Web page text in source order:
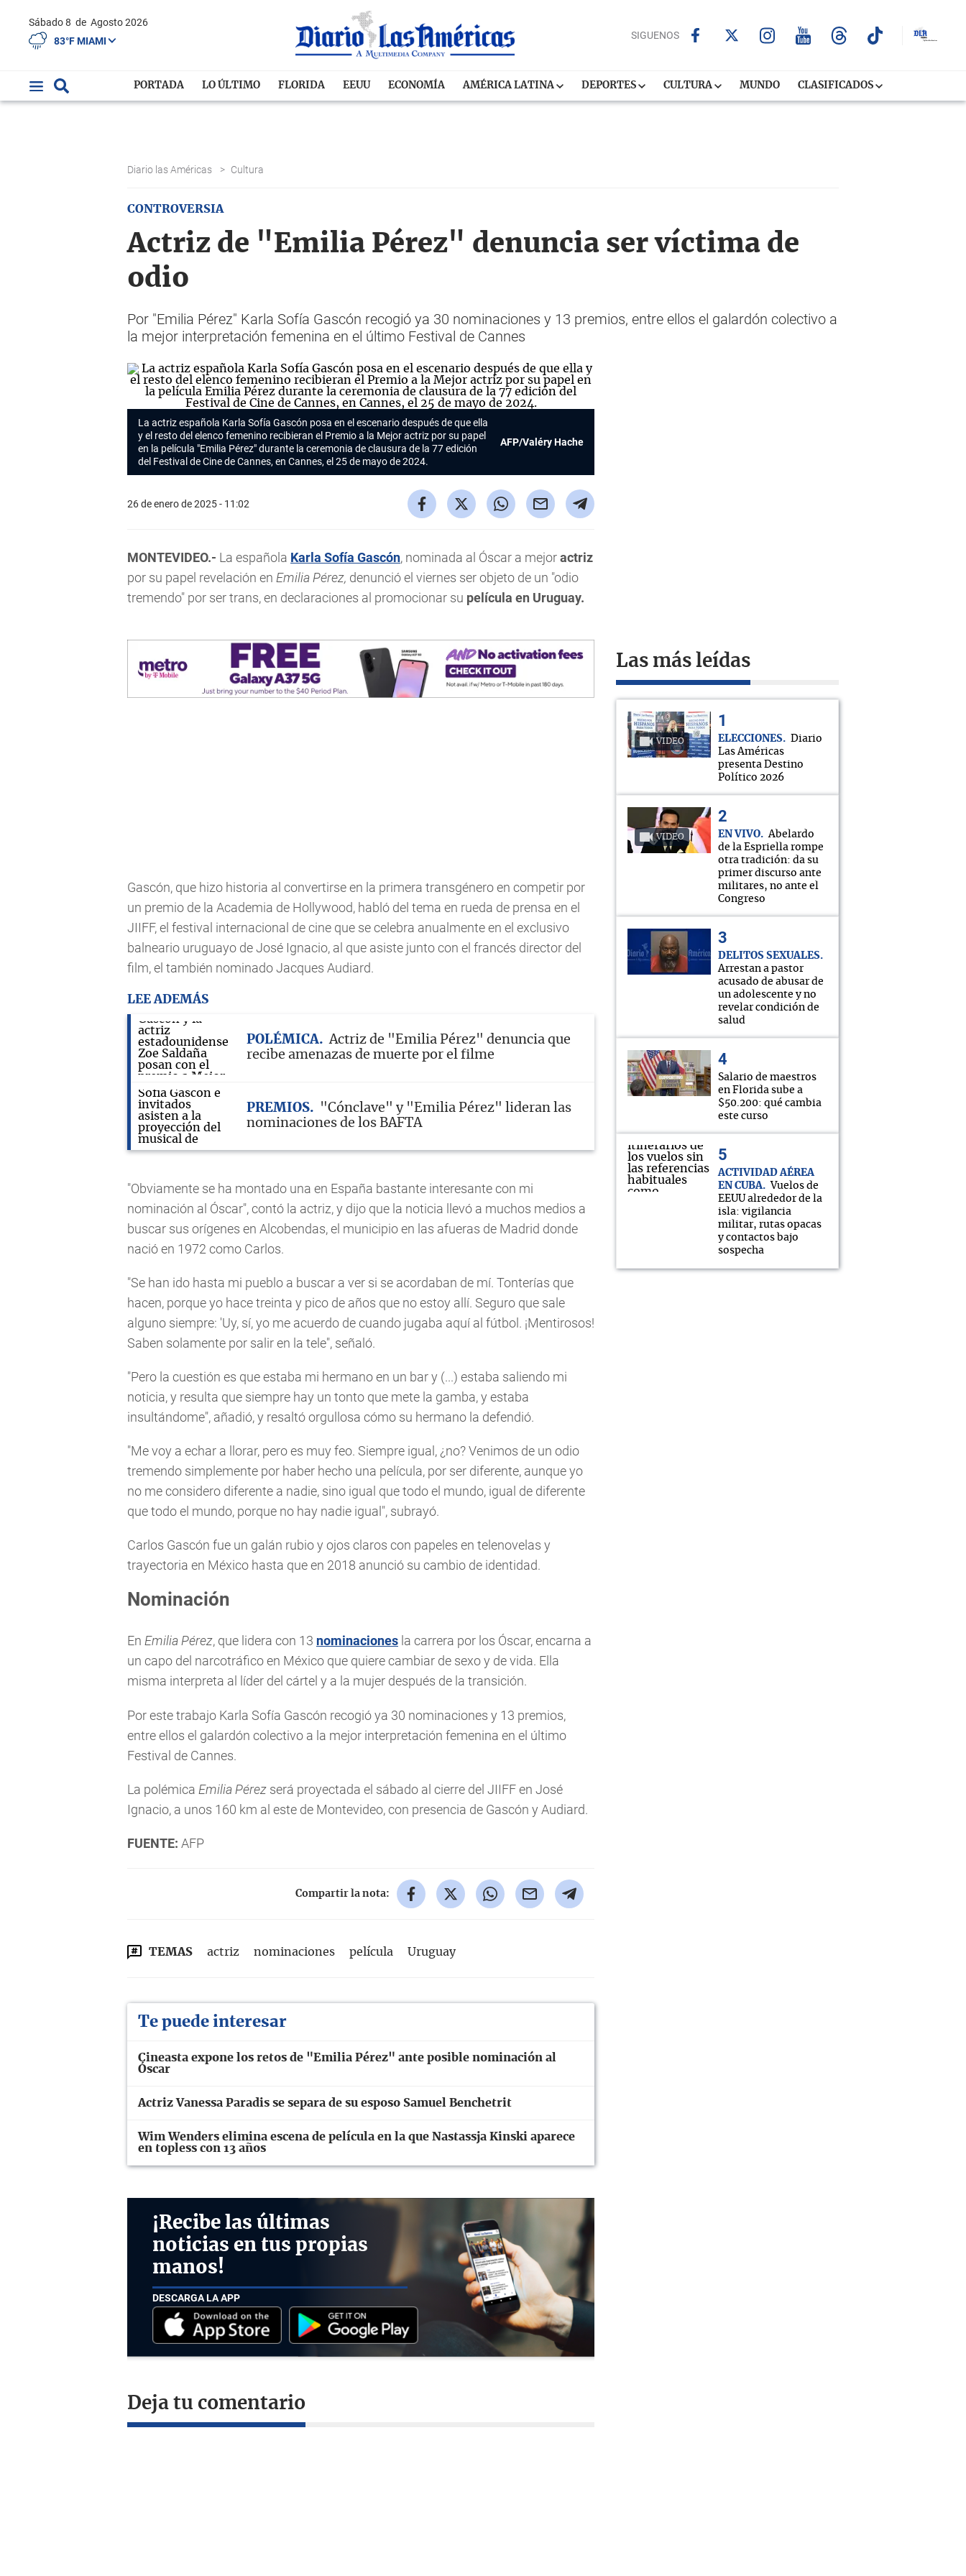
Sábado 8 de Agosto 2026
83°F MIAMI
SIGUENOS
PORTADA LO ÚLTIMO FLORIDA EEUU ECONOMÍA AMÉRICA LATINA DEPORTES CULTURA MUNDO CLASIFICADOS
Diario las Américas > Cultura
CONTROVERSIA
Actriz de "Emilia Pérez" denuncia ser víctima de
odio
Por "Emilia Pérez" Karla Sofía Gascón recogió ya 30 nominaciones y 13 premios, entre ellos el galardón colectivo a
la mejor interpretación femenina en el último Festival de Cannes
La actriz española Karla Sofía Gascón posa en el escenario después de que ella
y el resto del elenco femenino recibieran el Premio a la Mejor actriz por su papel
en la película "Emilia Pérez" durante la ceremonia de clausura de la 77 edición
del Festival de Cine de Cannes, en Cannes, el 25 de mayo de 2024.
AFP/Valéry Hache
26 de enero de 2025 - 11:02
MONTEVIDEO.- La española Karla Sofía Gascón, nominada al Óscar a mejoractriz
por su papel revelación en Emilia Pérez, denunció el viernes ser objeto de un "odio
tremendo" por ser trans, en declaraciones al promocionar su película en Uruguay.
Gascón, que hizo historia al convertirse en la primera transgénero en competir por
un premio de la Academia de Hollywood, habló del tema en rueda de prensa en el
JIIFF, el festival internacional de cine que se celebra anualmente en el exclusivo
balneario uruguayo de José Ignacio, al que asiste junto con el francés director del
film, el también nominado Jacques Audiard.
LEE ADEMÁS
POLÉMICA
Actriz de "Emilia Pérez" denuncia que
recibe amenazas de muerte por el filme
PREMIOS
"Cónclave" y "Emilia Pérez" lideran las
nominaciones de los BAFTA
"Obviamente se ha montado una en España bastante interesante con mi
nominación al Óscar", contó la actriz, y dijo que la noticia llevó a muchos medios a
buscar sus orígenes en Alcobendas, el municipio en las afueras de Madrid donde
nació en 1972 como Carlos.
"Se han ido hasta mi pueblo a buscar a ver si se acordaban de mí. Tonterías que
hacen, porque yo hace treinta y pico de años que no estoy allí. Seguro que sale
alguno siempre: 'Uy, sí, yo me acuerdo de cuando jugaba aquí al fútbol. ¡Mentirosos!
Saben solamente por salir en la tele", señaló.
"Pero la cuestión es que estaba mi hermano en un bar y (...) estaba saliendo mi
noticia, y resulta que siempre hay un tonto que mete la gamba, y estaba
insultándome", añadió, y resaltó orgullosa cómo su hermano la defendió.
"Me voy a echar a llorar, pero es muy feo. Siempre igual, ¿no? Venimos de un odio
tremendo simplemente por haber hecho una película, por ser diferente, aunque yo
no me considero diferente a nadie, sino igual que todo el mundo, igual de diferente
que todo el mundo, porque no hay nadie igual", subrayó.
Carlos Gascón fue un galán rubio y ojos claros con papeles en telenovelas y
trayectoria en México hasta que en 2018 anunció su cambio de identidad.
Nominación
En Emilia Pérez, que lidera con 13 nominaciones la carrera por los Óscar, encarna a
un capo del narcotráfico en México que quiere cambiar de sexo y de vida. Ella
misma interpreta al líder del cártel y a la mujer después de la transición.
Por este trabajo Karla Sofía Gascón recogió ya 30 nominaciones y 13 premios,
entre ellos el galardón colectivo a la mejor interpretación femenina en el último
Festival de Cannes.
La polémica Emilia Pérez será proyectada el sábado al cierre del JIIFF en José
Ignacio, a unos 160 km al este de Montevideo, con presencia de Gascón y Audiard.
FUENTE: AFP
Compartir la nota:
TEMAS actriz nominaciones película Uruguay
Te puede interesar
Cineasta expone los retos de "Emilia Pérez" ante posible nominación al
Óscar
Actriz Vanessa Paradis se separa de su esposo Samuel Benchetrit
Wim Wenders elimina escena de película en la que Nastassja Kinski aparece
en topless con 13 años
¡Recibe las últimas
noticias en tus propias
manos!
DESCARGA LA APP
Deja tu comentario
Las más leídas
VIDEO ELECCIONES
Diario
Las Américas
presenta Destino
Político 2026
VIDEO EN VIVO
Abelardo
de la Espriella rompe
otra tradición: da su
primer discurso ante
militares, no ante el
Congreso
DELITOS SEXUALES
Arrestan a pastor
acusado de abusar de
un adolescente y no
revelar condición de
salud
Salario de maestros
en Florida sube a
$50.200: qué cambia
este curso
ACTIVIDAD AÉREA
EN CUBA
Vuelos de
EEUU alrededor de la
isla: vigilancia
militar, rutas opacas
y contactos bajo
sospecha